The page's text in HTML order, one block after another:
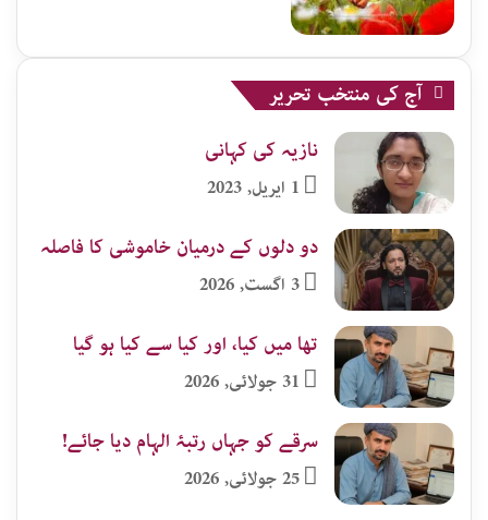
آج کی منتخب تحریر
نازیہ کی کہانی
1 اپریل, 2023
دو دلوں کے درمیان خاموشی کا فاصلہ
3 اگست, 2026
تھا میں کیا، اور کیا سے کیا ہو گیا
31 جولائی, 2026
سرقے کو جہاں رتبۂ الہام دیا جائے!
25 جولائی, 2026